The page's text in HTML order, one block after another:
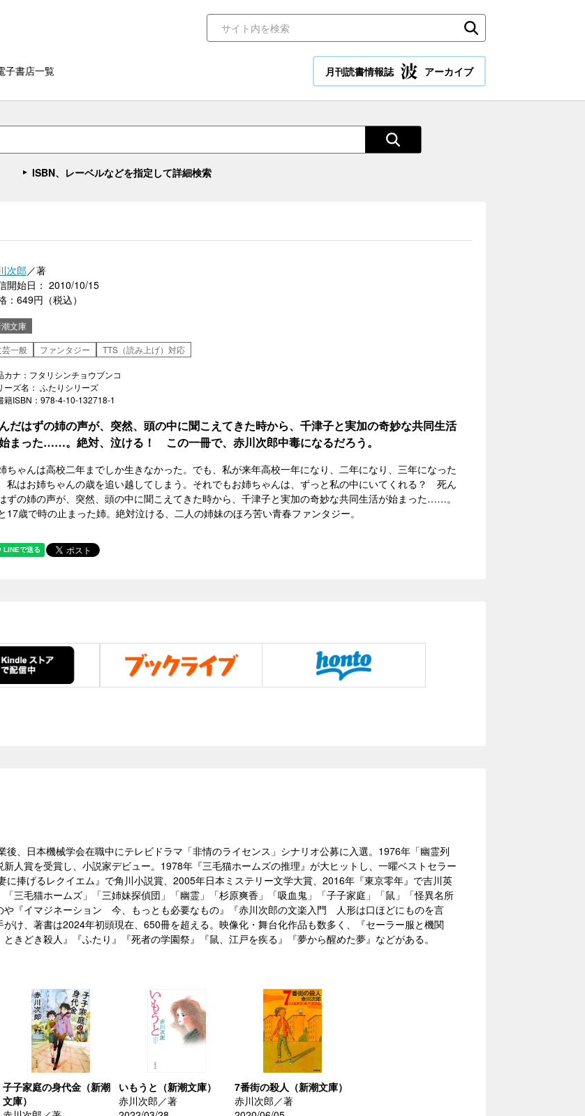
子書店一覧 月刊読書情報誌 アーカイブ
ISBN、レーベルなどを指定して詳細検索
次郎／著
開始日： 2010/10/15
：649円（税込）
潮文庫
芸一般
ファンタジー TTS（読み上げ）対応
カナ：フタリシンチョウブンコ
ーズ名： ふたりシリーズ
籍ISBN：978-4-10-132718-1
だはずの姉の声が、突然、頭の中に聞こえてきた時から、千津子と実加の奇妙な共同生活
まった……。絶対、泣ける！ この一冊で、赤川次郎中毒になるだろう。
ちゃんは高校二年までしか生きなかった。でも、私が来年高校一年になり、二年になり、三年になった
私はお姉ちゃんの歳を追い越してしまう。それでもお姉ちゃんは、ずっと私の中にいてくれる？ 死ん
ずの姉の声が、突然、頭の中に聞こえてきた時から、千津子と実加の奇妙な共同生活が始まった……。
17歳で時の止まった姉。絶対泣ける、二人の姉妹のほろ苦い青春ファンタジー。
後、日本機械学会在職中にテレビドラマ「非情のライセンス」シナリオ公募に入選。1976年「幽霊列
人賞を受賞し、小説家デビュー。1978年『三毛猫ホームズの推理』が大ヒットし、一曜ベストセラー
に捧げるレクイエム』で角川小説賞、2005年日本ミステリー文学大賞、2016年『東京零年』で吉川英
三毛猫ホームズ」「三姉妹探偵団」「幽霊」「杉原爽香」「吸血鬼」「子子家庭」「鼠」「怪異名所
や『イマジネーション 今、もっとも必要なもの』『赤川次郎の文楽入門 人形は口ほどにものを言
け、著書は2024年初頭現在、650冊を超える。映像化・舞台化作品も数多く、『セーラー服と機関
きどき殺人』『ふたり』『死者の学園祭』『鼠、江戸を疾る』『夢から醒めた夢』などがある。
子子家庭の身代金（新潮
文庫）
いもうと（新潮文庫）
赤川次郎／著
7番街の殺人（新潮文庫）
赤川次郎／著